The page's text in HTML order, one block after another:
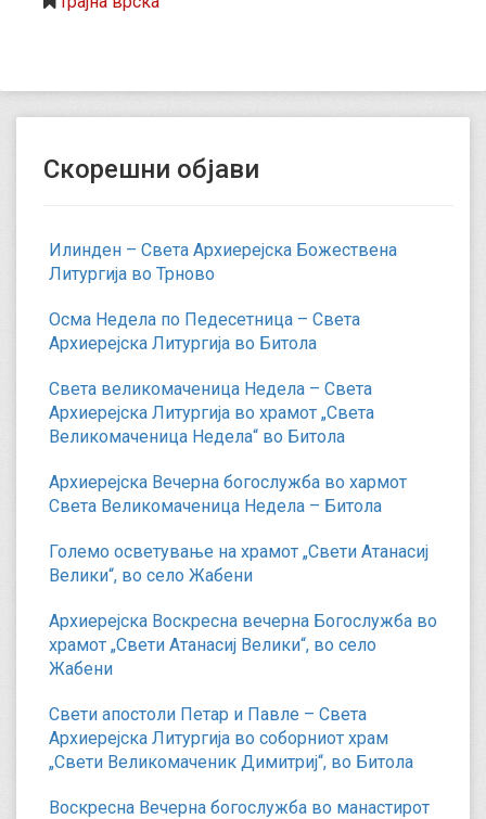
Скорешни објави
Илинден – Света Архиерејска Божествена
Литургија во Трново
Осма Недела по Педесетница – Света
Архиерејска Литургија во Битола
Света великомаченица Недела – Света
Архиерејска Литургија во храмот „Света
Великомаченица Недела“ во Битола
Архиерејска Вечерна богослужба во хармот
Света Великомаченица Недела – Битола
Големо осветување на храмот „Свети Атанасиј
Велики“, во село Жабени
Архиерејска Воскресна вечерна Богослужба во
храмот „Свети Атанасиј Велики“, во село
Жабени
Свети апостоли Петар и Павле – Света
Архиерејска Литургија во соборниот храм
„Свети Великомаченик Димитриј“, во Битола
Воскресна Вечерна богослужба во манастирот